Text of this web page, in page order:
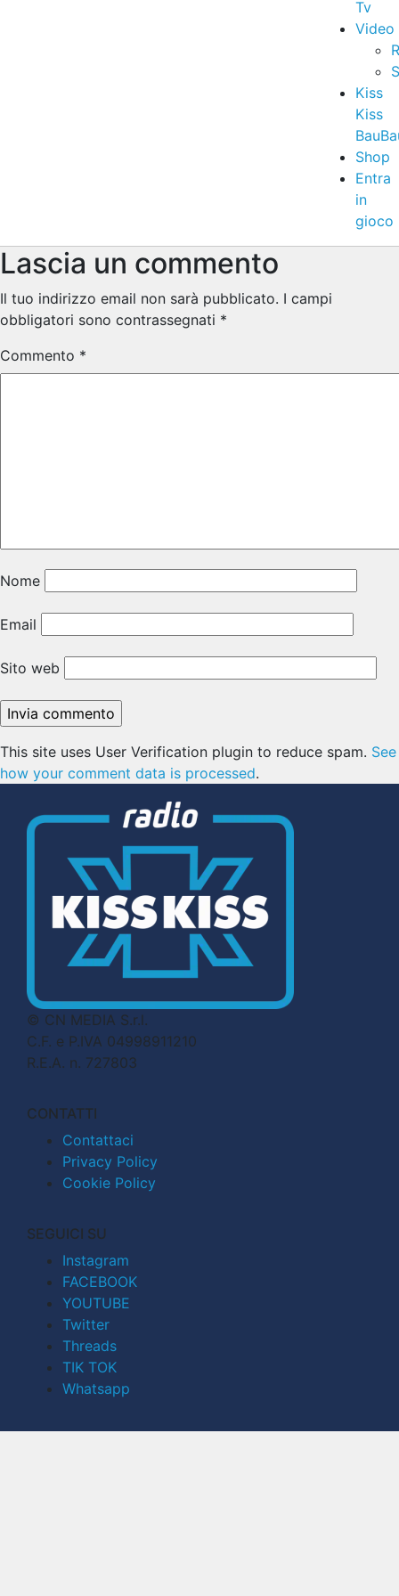
Tv
Video
Kiss
Kiss
Shop
Entra
in
gioco
Lascia un commento
Il tuo indirizzo email non sarà pubblicato. I campi
obbligatori sono contrassegnati *
Commento *
Nome
Email
Sito web
This site uses User Verification plugin to reduce spam. See
how your comment data is processed.
© CN MEDIA S.r.l.
C.F. e P.IVA 04998911210
R.E.A. n. 727803
CONTATTI
Contattaci
Privacy Policy
Cookie Policy
SEGUICI SU
Instagram
FACEBOOK
YOUTUBE
Twitter
Threads
TIK TOK
Whatsapp